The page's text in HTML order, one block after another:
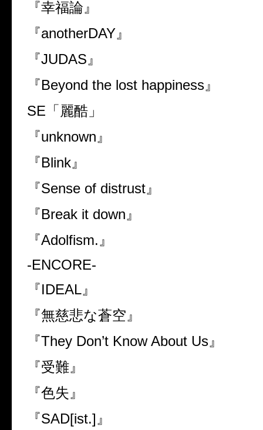
『幸福論』
『anotherDAY 』
『JUDAS 』
『Beyond the lost happiness 』
SE 「麗酷」
『unknown 』
『Blink 』
『Sense of distrust 』
『Break it down 』
『Adolfism. 』
-ENCORE-
『IDEAL 』
『無慈悲な蒼空』
『They Don’t Know About Us 』
『受難』
『色失』
『SAD[ist.] 』